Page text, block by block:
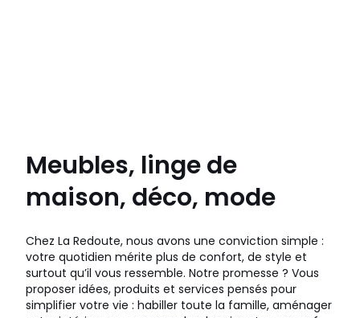
Meubles, linge de
maison, déco, mode
Chez La Redoute, nous avons une conviction simple :
votre quotidien mérite plus de confort, de style et
surtout qu’il vous ressemble. Notre promesse ? Vous
proposer idées, produits et services pensés pour
simplifier votre vie : habiller toute la famille, aménager